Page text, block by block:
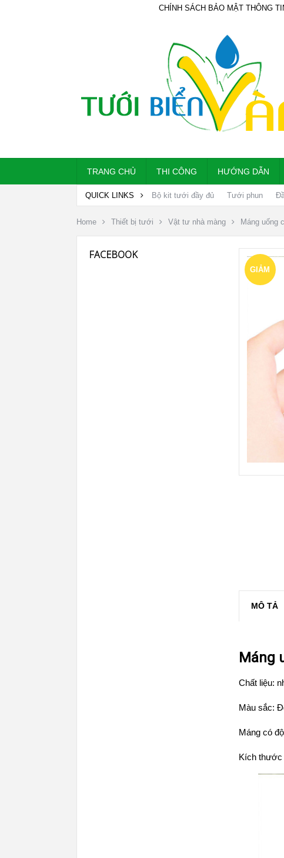
CHÍNH SÁCH BẢO MẬT THÔNG
TRANG CHỦ THI CÔNG HƯỚNG DẪN
QUICK LINKS Bộ kit tưới đầy đủ Tưới phun
Home Thiết bị tưới Vật tư nhà màng Máng uống
GIẢM
MÔ TẢ
Máng
Chất liệu:
Màu sắc:
Máng có
Kích thước
FACEBOOK